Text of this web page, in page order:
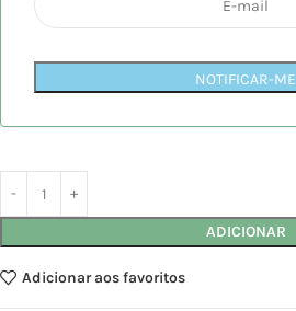
NOTIFICAR-ME
ADICIONAR
Adicionar aos favoritos